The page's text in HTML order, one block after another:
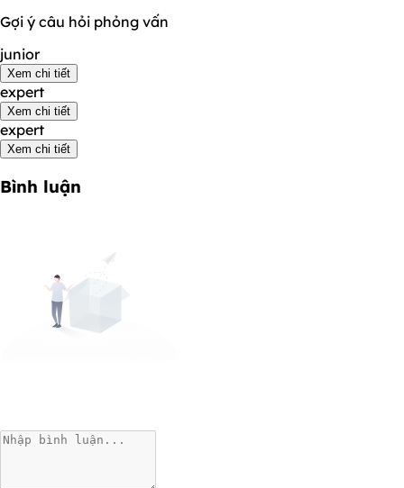
Gợi ý câu hỏi phỏng vấn
junior
Xem chi tiết
expert
Xem chi tiết
expert
Xem chi tiết
Bình luận